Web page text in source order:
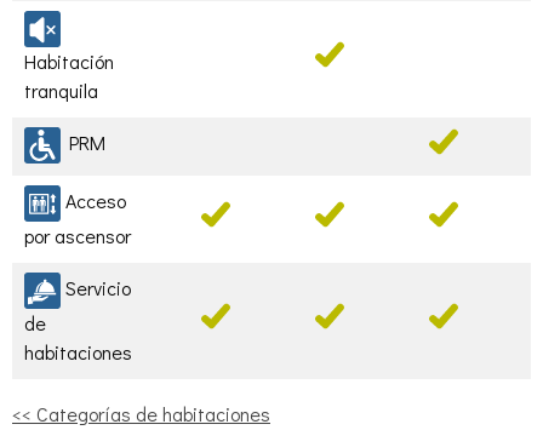
Habitación
tranquila
PRM
Acceso
por ascensor
Servicio
de
habitaciones
<< Categorías de habitaciones